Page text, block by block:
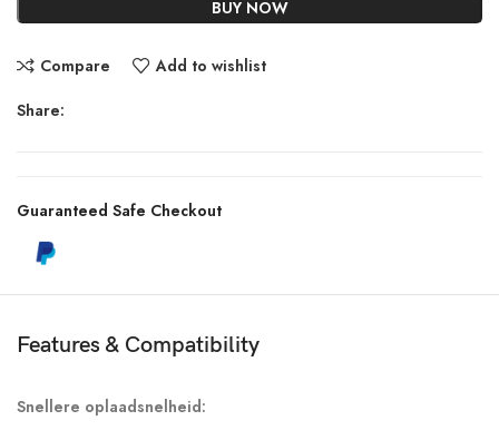
BUY NOW
Compare Add to wishlist
Share:
Guaranteed Safe Checkout
Features & Compatibility
Snellere oplaadsnelheid: